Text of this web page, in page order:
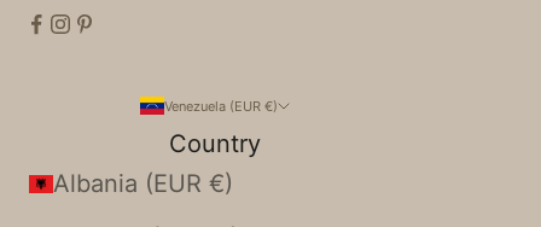
Venezuela (EUR €)
Country
Albania (EUR €)